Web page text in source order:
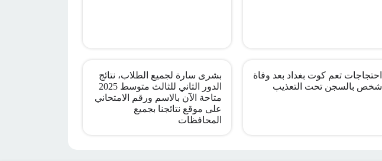
احتجاجات تعم كوت بغداد بعد وفاة
شخص بالسجن تحت التعذيب
بشرى سارة لجميع الطلاب، نتائج
الدور الثاني للثالث متوسط 2025
متاحة الآن بالاسم ورقم الامتحاني
على موقع نتائجنا بجميع
المحافظات